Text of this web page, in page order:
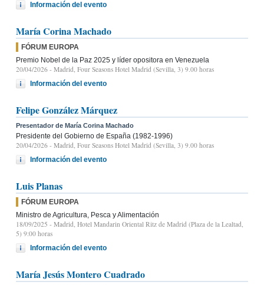
Información del evento
María Corina Machado
FÓRUM EUROPA
Premio Nobel de la Paz 2025 y líder opositora en Venezuela
20/04/2026 - Madrid, Four Seasons Hotel Madrid (Sevilla, 3) 9.00 horas
Información del evento
Felipe González Márquez
Presentador de María Corina Machado
Presidente del Gobierno de España (1982-1996)
20/04/2026 - Madrid, Four Seasons Hotel Madrid (Sevilla, 3) 9.00 horas
Información del evento
Luis Planas
FÓRUM EUROPA
Ministro de Agricultura, Pesca y Alimentación
18/09/2025 - Madrid, Hotel Mandarin Oriental Ritz de Madrid (Plaza de la Lealtad,
5) 9:00 horas
Información del evento
María Jesús Montero Cuadrado